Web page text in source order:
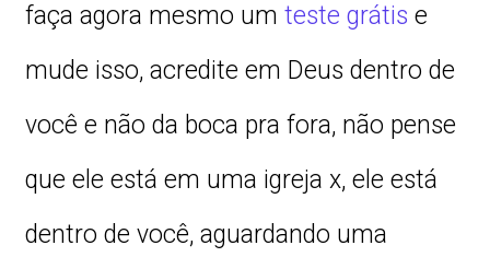
faça agora mesmo um teste grátis e
mude isso, acredite em Deus dentro de
você e não da boca pra fora, não pense
que ele está em uma igreja x, ele está
dentro de você, aguardando uma